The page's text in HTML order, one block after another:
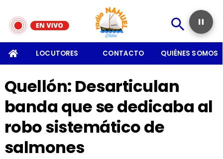
LOCUTORES CONTACTO QUIÉNES SOMOS
Quellón: Desarticulan
banda que se dedicaba al
robo sistemático de
salmones